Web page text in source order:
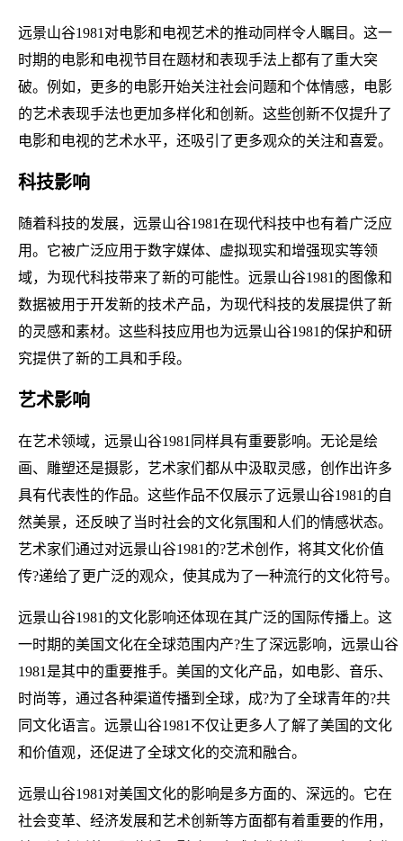
远景山谷1981对电影和电视艺术的推动同样令人瞩目。这一
时期的电影和电视节目在题材和表现手法上都有了重大突
破。例如，更多的电影开始关注社会问题和个体情感，电影
的艺术表现手法也更加多样化和创新。这些创新不仅提升了
电影和电视的艺术水平，还吸引了更多观众的关注和喜爱。
科技影响
随着科技的发展，远景山谷1981在现代科技中也有着广泛应
用。它被广泛应用于数字媒体、虚拟现实和增强现实等领
域，为现代科技带来了新的可能性。远景山谷1981的图像和
数据被用于开发新的技术产品，为现代科技的发展提供了新
的灵感和素材。这些科技应用也为远景山谷1981的保护和研
究提供了新的工具和手段。
艺术影响
在艺术领域，远景山谷1981同样具有重要影响。无论是绘
画、雕塑还是摄影，艺术家们都从中汲取灵感，创作出许多
具有代表性的作品。这些作品不仅展示了远景山谷1981的自
然美景，还反映了当时社会的文化氛围和人们的情感状态。
艺术家们通过对远景山谷1981的?艺术创作，将其文化价值
传?递给了更广泛的观众，使其成为了一种流行的文化符号。
远景山谷1981的文化影响还体现在其广泛的国际传播上。这
一时期的美国文化在全球范围内产?生了深远影响，远景山谷
1981是其中的重要推手。美国的文化产品，如电影、音乐、
时尚等，通过各种渠道传播到全球，成?为了全球青年的?共
同文化语言。远景山谷1981不仅让更多人了解了美国的文化
和价值观，还促进了全球文化的交流和融合。
远景山谷1981对美国文化的影响是多方面的、深远的。它在
社会变革、经济发展和艺术创新等方面都有着重要的作用，